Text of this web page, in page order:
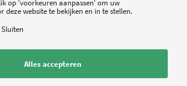
E-mail*
Site
op 'voorkeuren aanpassen' om uw
deze website te bekijken en in te stellen.
Sluiten
Alles accepteren